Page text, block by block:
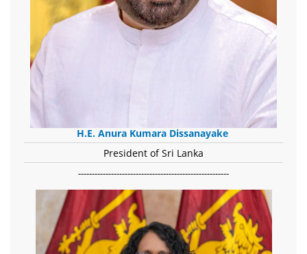
H.E. Anura Kumara Dissanayake
President of Sri Lanka
-------------------------------------------------------